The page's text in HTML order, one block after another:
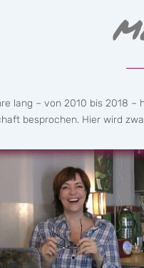
lang – von 2010 bis 2018 –
besprochen. Hier wird